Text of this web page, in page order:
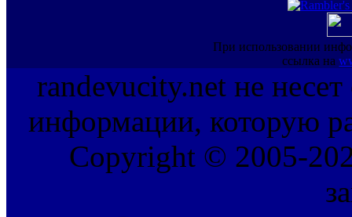
При использовании
ссылка на
randevucity.net не несет
информации, которую
Copyright © 2005-